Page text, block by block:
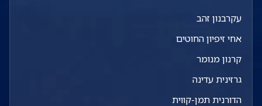
עקרבנון זהב
אחי זיפיון החוטים
קרנון מנומר
גרזינית עדינה
הדורנית תמן-קווית